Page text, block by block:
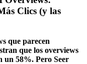
Clics (y las
que parecen
que los overviews
un 58%. Pero Seer